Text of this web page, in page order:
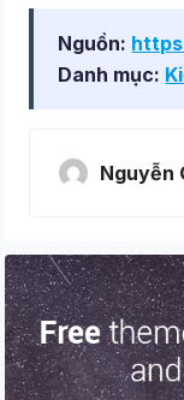
Nguồn:
Danh mục:
Nguyễn